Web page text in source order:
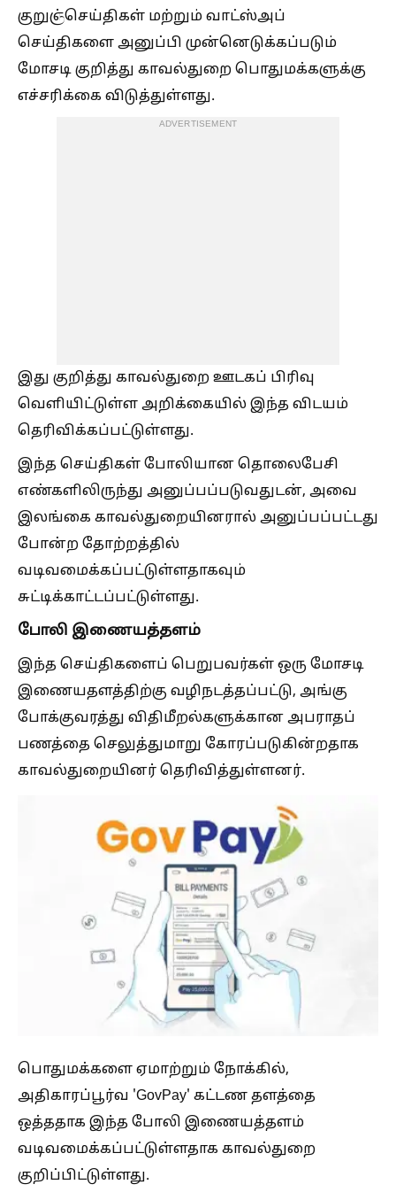
குறுஞ்செய்திகள் மற்றும் வாட்ஸ்அப்
செய்திகளை அனுப்பி முன்னெடுக்கப்படும்
மோசடி குறித்து காவல்துறை பொதுமக்களுக்கு
எச்சரிக்கை விடுத்துள்ளது.
ADVERTISEMENT
இது குறித்து காவல்துறை ஊடகப் பிரிவு
வெளியிட்டுள்ள அறிக்கையில் இந்த விடயம்
தெரிவிக்கப்பட்டுள்ளது.
இந்த செய்திகள் போலியான தொலைபேசி
எண்களிலிருந்து அனுப்பப்படுவதுடன், அவை
இலங்கை காவல்துறையினரால் அனுப்பப்பட்டது
போன்ற தோற்றத்தில்
வடிவமைக்கப்பட்டுள்ளதாகவும்
சுட்டிக்காட்டப்பட்டுள்ளது.
போலி இணையத்தளம்
இந்த செய்திகளைப் பெறுபவர்கள் ஒரு மோசடி
இணையதளத்திற்கு வழிநடத்தப்பட்டு, அங்கு
போக்குவரத்து விதிமீறல்களுக்கான அபராதப்
பணத்தை செலுத்துமாறு கோரப்படுகின்றதாக
காவல்துறையினர் தெரிவித்துள்ளனர்.
பொதுமக்களை ஏமாற்றும் நோக்கில்,
அதிகாரப்பூர்வ 'GovPay' கட்டண தளத்தை
ஒத்ததாக இந்த போலி இணையத்தளம்
வடிவமைக்கப்பட்டுள்ளதாக காவல்துறை
குறிப்பிட்டுள்ளது.